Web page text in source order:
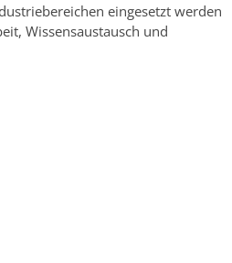
eingesetzt werden
Wissensaustausch und